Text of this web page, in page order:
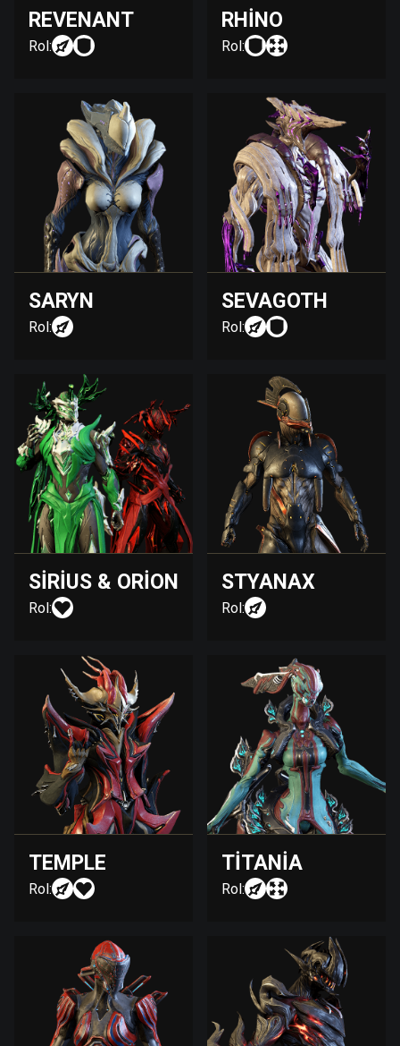
REVENANT
Rol:
RHINO
Rol:
SARYN
Rol:
SEVAGOTH
Rol:
SIRIUS & ORION
Rol:
STYANAX
Rol:
TEMPLE
Rol:
TITANIA
Rol: